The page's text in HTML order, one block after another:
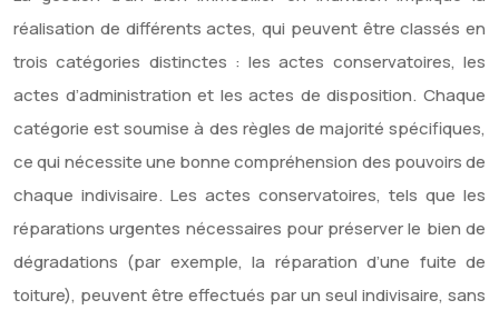
réalisation de différents actes, qui peuvent être classés en
trois catégories distinctes : les actes conservatoires, les
actes d’administration et les actes de disposition. Chaque
catégorie est soumise à des règles de majorité spécifiques,
ce qui nécessite une bonne compréhension des pouvoirs de
chaque indivisaire. Les actes conservatoires, tels que les
réparations urgentes nécessaires pour préserver le bien de
dégradations (par exemple, la réparation d’une fuite de
toiture), peuvent être effectués par un seul indivisaire, sans